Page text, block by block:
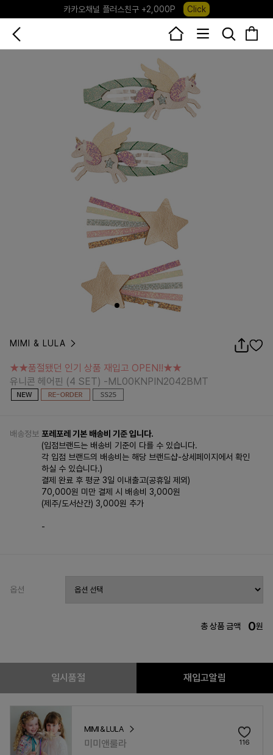
카카오채널 플러스친구 +2,000P
Click
포레포레 앱 다운로드 +3,000P
Down
MIMI & LULA
유니콘 헤어핀 (4 SET) -ML00KNPIN2042BMT
★★품절됐던 인기 상품 재입고 OPEN!!★★
유니콘 헤어핀 (4 SET) -ML00KNPIN2042BMT
배송정보 포레포레 기본 배송비 기준 입니다.
(입점브랜드는 배송비 기준이 다를 수 있습니다.
각 입점 브랜드의 배송비는 해당 브랜드샵-상세페이지에서 확인
하실 수 있습니다.)
결제 완료 후 평균 3일 이내출고(공휴일 제외)
70,000원 미만 결제 시 배송비 3,000원
(제주/도서산간) 3,000원 추가
-
옵션
총 상품 금액 0원
일시품절 재입고알림
MIMI & LULA
미미앤룰라 116